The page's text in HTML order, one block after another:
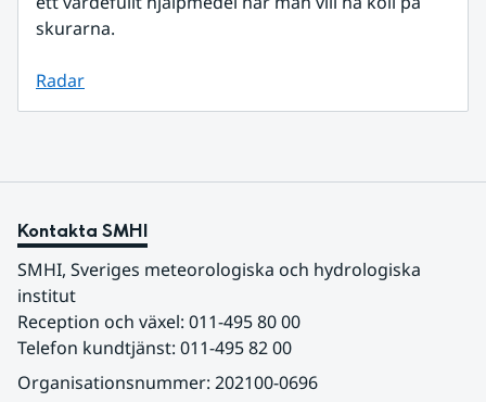
skurarna.
Radar
Kontakta SMHI
SMHI, Sveriges meteorologiska och hydrologiska
institut
Reception och växel: 011-495 80 00
Telefon kundtjänst: 011-495 82 00
Organisationsnummer: 202100-0696